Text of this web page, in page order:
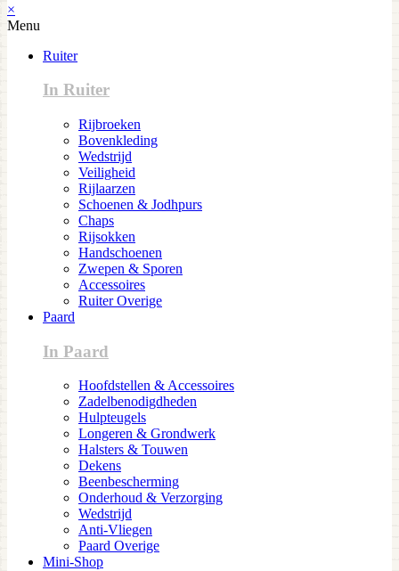
×
Menu
Ruiter
In Ruiter
Rijbroeken
Bovenkleding
Wedstrijd
Veiligheid
Rijlaarzen
Schoenen & Jodhpurs
Chaps
Rijsokken
Handschoenen
Zwepen & Sporen
Accessoires
Ruiter Overige
Paard
In Paard
Hoofdstellen & Accessoires
Zadelbenodigdheden
Hulpteugels
Longeren & Grondwerk
Halsters & Touwen
Dekens
Beenbescherming
Onderhoud & Verzorging
Wedstrijd
Anti-Vliegen
Paard Overige
Mini-Shop